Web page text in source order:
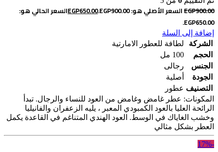
EGP900.00 السعر الأصلي هو: EGP900.00. EGP650.00
السعر الحالي هو:
EGP650.00.
إضافة إلى السلة
الشركة
لطافة للعطور الامارتية
الحجم
100 مل
الجنس
رجالى
الجودة
أصلية
التصنيف عطور
المكونات: عطر غامض وغامض من العود للنساء والرجال. تبدأ
الرائحة العليا بالعود الكمبودي المعبر ، يليه الزعفران والفانيليا
وخشب الغاياك في الوسط. العود الهندي المتناغم في القاعدة يكمل
العطر بشكل مثالي
-17%